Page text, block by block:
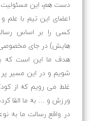
دست هم، این مسئولیت
اعضای این تیم با علم
کسی را بر اساس
هایش) در جای مخصوصی
هدف ما این است که
شویم و در این مسیر پر
غلط می رویم که از
ورزش و … به ما القا
در واقع رسالت ما به